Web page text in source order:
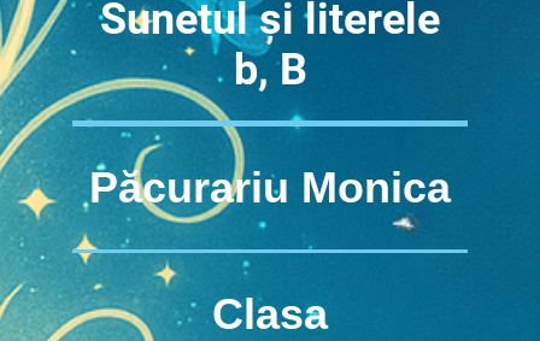
Sunetul și literele
b, B
Păcurariu Monica
Clasa